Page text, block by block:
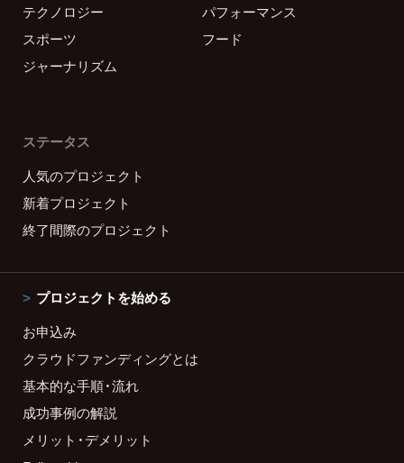
テクノロジー
パフォーマンス
スポーツ
フード
ジャーナリズム
ステータス
人気のプロジェクト
新着プロジェクト
終了間際のプロジェクト
プロジェクトを始める
お申込み
クラウドファンディングとは
基本的な手順・流れ
成功事例の解説
メリット・デメリット